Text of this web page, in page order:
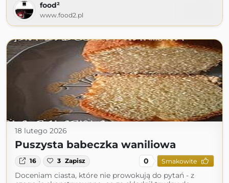
food²
www.food2.pl
18 lutego 2026
Puszysta babeczka waniliowa
16 3 Zapisz 0 Smakowite
Doceniam ciasta, które nie prowokują do pytań - z